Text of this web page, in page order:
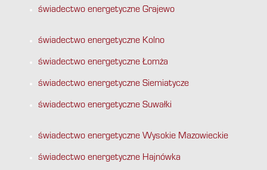
świadectwo energetyczne Grajewo
świadectwo energetyczne Kolno
świadectwo energetyczne Łomża
świadectwo energetyczne Siemiatycze
świadectwo energetyczne Suwałki
świadectwo energetyczne Wysokie Mazowieckie
świadectwo energetyczne Hajnówka